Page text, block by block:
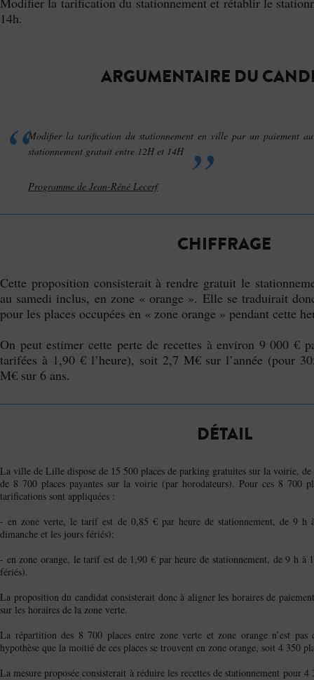
14h.
ARGUMENTAIRE DU
Modifier la tarification du stationnement en ville par un paiement
stationnement gratuit entre 12H et 14H
Programme de Jean-Réné Lecerf
CHIFFRAGE
Cette proposition consisterait à rendre gratuit le
au samedi inclus, en zone « orange ». Elle se traduirait
pour les places occupées en « zone orange » pendant cette
On peut estimer cette perte de recettes à environ 9 000 €
tarifées à 1,90 € l’heure), soit 2,7 M€ sur l’année (pour
M€ sur 6 ans.
DÉTAIL
La ville de Lille dispose de 15 500 places de parking gratuites sur la voirie,
de 8 700 places payantes sur la voirie (par horodateurs). Pour ces 8 700
tarifications sont appliquées :
- en zone verte, le tarif est de 0,85 € par heure de stationnement, de 9
dimanche et les jours fériés);
- en zone orange, le tarif est de 1,90 € par heure de stationnement, de 9 h à
fériés).
La proposition du candidat consisterait donc à aligner les horaires de
sur les horaires de la zone verte.
La répartition des 8 700 places entre zone verte et zone orange n’est pas
hypothèse que la moitié de ces places se trouvent en zone orange, soit 4 350
La mesure proposée consisterait à réduire les recettes de stationnement pour